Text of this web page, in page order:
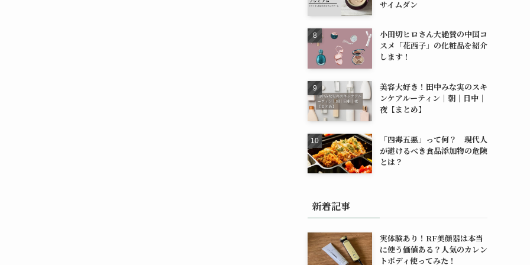
サイムダン
小田切ヒロさん大絶賛の中国コ
スメ「花西子」の化粧品を紹介
します！
美容大好き！田中みな実のスキ
ンケアルーティン｜朝｜日中｜
夜【まとめ】
「四毒五悪」って何？ 現代人
が避けるべき食品添加物の危険
とは？
新着記事
実体験あり！RF美顔器は本当
に使う価値ある？人気のカレン
トボディ使ってみた！